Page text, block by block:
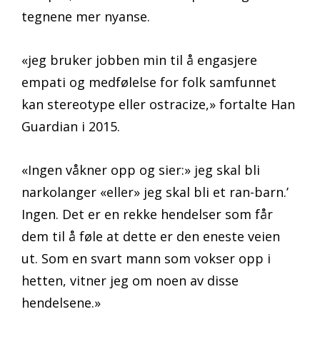
tegnene mer nyanse.
«jeg bruker jobben min til å engasjere
empati og medfølelse for folk samfunnet
kan stereotype eller ostracize,» fortalte Han
Guardian i 2015.
«Ingen våkner opp og sier:» jeg skal bli
narkolanger «eller» jeg skal bli et ran-barn.’
Ingen. Det er en rekke hendelser som får
dem til å føle at dette er den eneste veien
ut. Som en svart mann som vokser opp i
hetten, vitner jeg om noen av disse
hendelsene.»